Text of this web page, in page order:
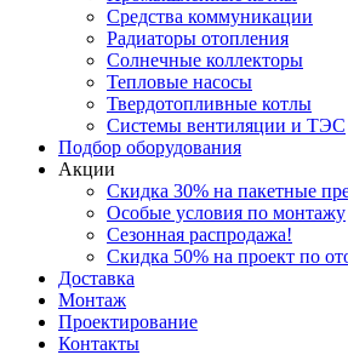
Средства коммуникации
Радиаторы отопления
Солнечные коллекторы
Тепловые насосы
Твердотопливные котлы
Системы вентиляции и ТЭС
Подбор оборудования
Акции
Скидка 30% на пакетные
Особые условия по монтажу
Сезонная распродажа!
Скидка 50% на проект по
Доставка
Монтаж
Проектирование
Контакты